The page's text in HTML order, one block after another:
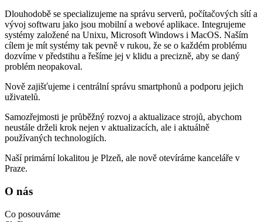
Dlouhodobě se specializujeme na správu serverů, počítačových sítí a
vývoj softwaru jako jsou mobilní a webové aplikace. Integrujeme
systémy založené na Unixu, Microsoft Windows i MacOS. Naším
cílem je mít systémy tak pevně v rukou, že se o každém problému
dozvíme v předstihu a řešíme jej v klidu a precizně, aby se daný
problém neopakoval.
Nově zajišťujeme i centrální správu smartphonů a podporu jejich
uživatelů.
Samozřejmosti je průběžný rozvoj a aktualizace strojů, abychom
neustále drželi krok nejen v aktualizacích, ale i aktuálně
používaných technologiích.
Naší primární lokalitou je Plzeň, ale nově otevíráme kanceláře v
Praze.
O nás
Co posouváme